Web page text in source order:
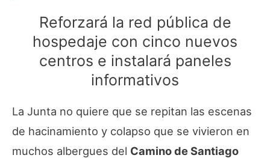
Reforzará la red pública de
hospedaje con cinco nuevos
centros e instalará paneles
informativos
La Junta no quiere que se repitan las escenas
de hacinamiento y colapso que se vivieron en
muchos albergues del Camino de Santiago